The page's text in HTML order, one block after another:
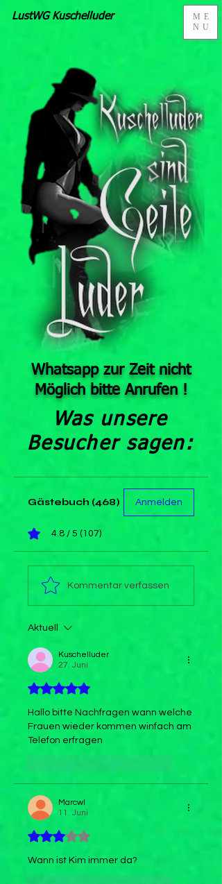
LustWG Kuschelluder
ME
NU
Whatsapp zur Zeit nicht
Möglich bitte Anrufen !
Was unsere
Besucher sagen:
Gästebuch (468) Anmelden
4.8 / 5 (107)
Kommentar verfassen
Aktuell
Kuschelluder
27. Juni
Mit 5 von 5 Sternen bewertet.
Hallo bitte Nachfragen wann welche
Frauen wieder kommen winfach am
Telefon erfragen
Marcwl
11. Juni
Mit 3 von 5 Sternen bewertet.
Wann ist Kim immer da?